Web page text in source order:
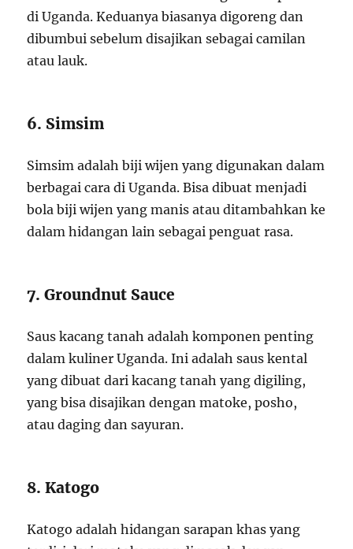
di Uganda. Keduanya biasanya digoreng dan
dibumbui sebelum disajikan sebagai camilan
atau lauk.
6. Simsim
Simsim adalah biji wijen yang digunakan dalam
berbagai cara di Uganda. Bisa dibuat menjadi
bola biji wijen yang manis atau ditambahkan ke
dalam hidangan lain sebagai penguat rasa.
7. Groundnut Sauce
Saus kacang tanah adalah komponen penting
dalam kuliner Uganda. Ini adalah saus kental
yang dibuat dari kacang tanah yang digiling,
yang bisa disajikan dengan matoke, posho,
atau daging dan sayuran.
8. Katogo
Katogo adalah hidangan sarapan khas yang